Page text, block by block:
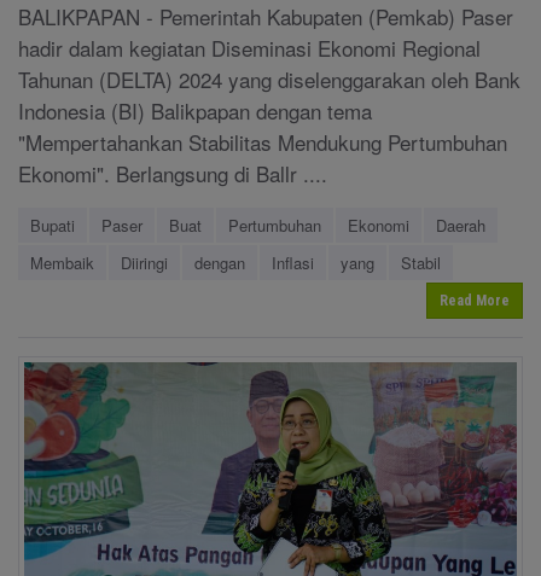
BALIKPAPAN - Pemerintah Kabupaten (Pemkab) Paser
hadir dalam kegiatan Diseminasi Ekonomi Regional
Tahunan (DELTA) 2024 yang diselenggarakan oleh Bank
Indonesia (BI) Balikpapan dengan tema
"Mempertahankan Stabilitas Mendukung Pertumbuhan
Ekonomi". Berlangsung di Ballr ....
Bupati Paser Buat Pertumbuhan Ekonomi
Daerah
Membaik
Diiringi dengan Inflasi yang Stabil
Read More